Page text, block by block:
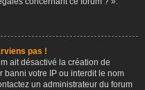
pas !
ait désactivé la création de
banni votre IP ou interdit le nom
un administrateur du forum